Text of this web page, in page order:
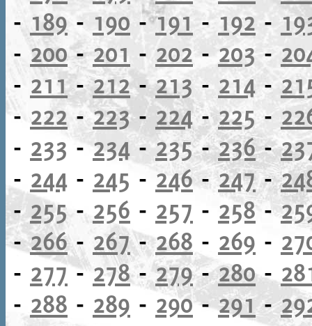
- 189 - 190 -191- 192 -
- 200-201 - 202-203 -
- 211-212-213 - 214 -
- 222 -223-224-225-
- 233 -234 -235-236-
- 244 - 245 - 246-247-
- 255- 256 - 257 - 258-
-266- 267-268 - 269 -
- 277-278-279-280-
- 288 - 289 - 290-291-